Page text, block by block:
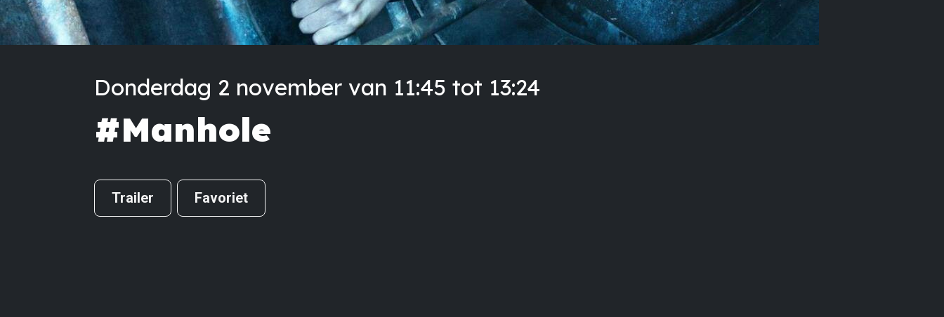
Donderdag 2 november van 11:45 tot 13:24
#Manhole
Trailer Favoriet